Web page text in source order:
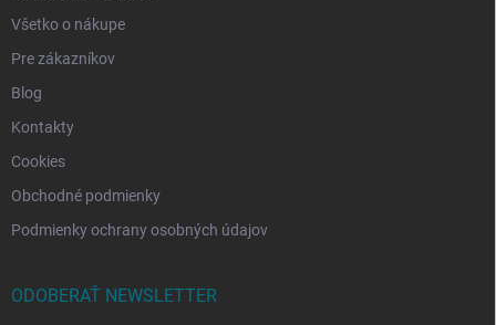
Všetko o nákupe
Pre zákazníkov
Blog
Kontakty
Cookies
Obchodné podmienky
Podmienky ochrany osobných údajov
ODOBERAŤ NEWSLETTER